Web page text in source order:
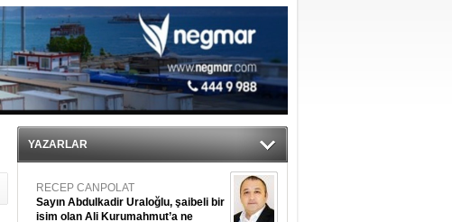
seçti!
tehdit ediyor
YAZARLAR
RECEP CANPOLAT
Sayın Abdulkadir Uraloğlu, şaibeli bir
isim olan Ali Kurumahmut’a ne